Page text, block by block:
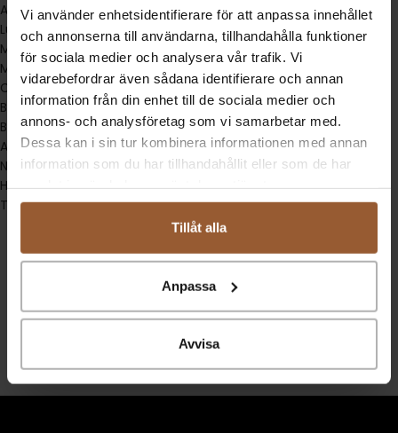
Vi använder enhetsidentifierare för att anpassa innehållet
och annonserna till användarna, tillhandahålla funktioner
för sociala medier och analysera vår trafik. Vi
vidarebefordrar även sådana identifierare och annan
information från din enhet till de sociala medier och
annons- och analysföretag som vi samarbetar med.
Dessa kan i sin tur kombinera informationen med annan
information som du har tillhandahållit eller som de har
Tillåt alla
Anpassa
Avvisa
Armband
Lugano
Milano
Monza
Como
Bergamo
Bälten
Accessoarer
Necessär
Hängslen
Tillbehör